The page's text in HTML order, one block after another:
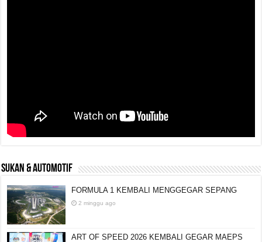
SUKAN & AUTOMOTIF
FORMULA 1 KEMBALI MENGGEGAR SEPANG
2 minggu ago
ART OF SPEED 2026 KEMBALI GEGAR MAEPS